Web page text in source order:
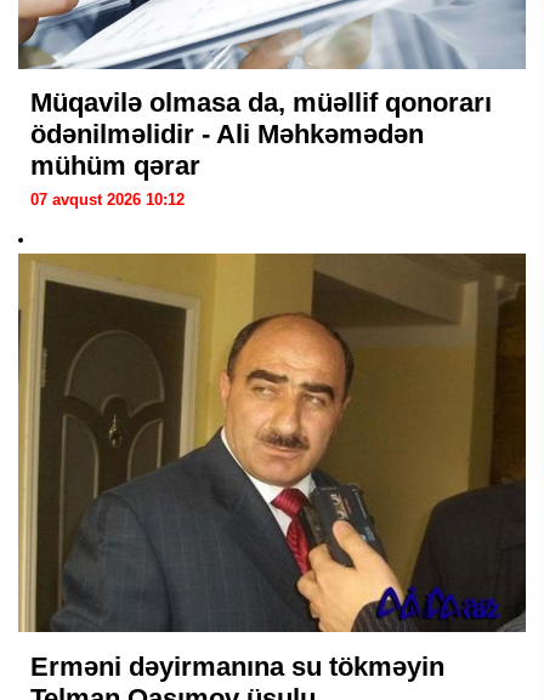
Müqavilə olmasa da, müəllif qonorarı
ödənilməlidir - Ali Məhkəmədən
mühüm qərar
07 avqust 2026 10:12
Erməni dəyirmanına su tökməyin